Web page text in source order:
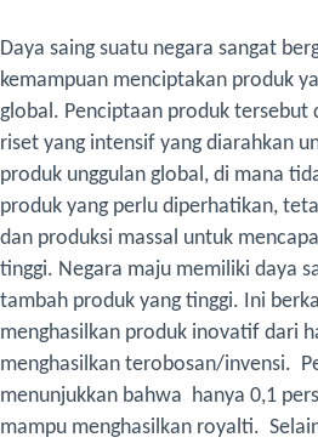
Daya saing suatu negara sangat
kemampuan menciptakan produk
global. Penciptaan produk tersebut
riset yang intensif yang diarahkan
produk unggulan global, di mana
produk yang perlu diperhatikan,
dan produksi massal untuk
tinggi. Negara maju memiliki daya
tambah produk yang tinggi. Ini
menghasilkan produk inovatif dari
menghasilkan terobosan/invensi.
menunjukkan bahwa hanya 0,1
mampu menghasilkan royalti.